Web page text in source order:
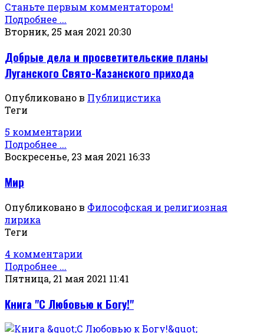
Станьте первым комментатором!
Подробнее ...
Вторник, 25 мая 2021 20:30
Добрые дела и просветительские планы
Луганского Свято-Казанского прихода
Опубликовано в Публицистика
Теги
5 комментарии
Подробнее ...
Воскресенье, 23 мая 2021 16:33
Мир
Опубликовано в Философская и религиозная
лирика
Теги
4 комментарии
Подробнее ...
Пятница, 21 мая 2021 11:41
Книга "С Любовью к Богу!"